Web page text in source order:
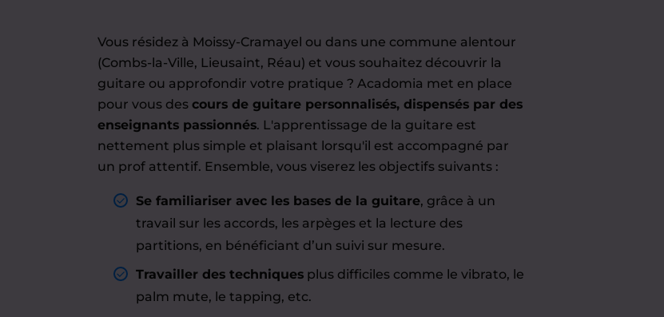
Vous résidez à Moissy-Cramayel ou dans une commune alentour
(Combs-la-Ville, Lieusaint, Réau) et vous souhaitez découvrir la
guitare ou approfondir votre pratique ? Acadomia met en place
pour vous des cours de guitare personnalisés, dispensés par des
enseignants passionnés. L'apprentissage de la guitare est
nettement plus simple et plaisant lorsqu'il est accompagné par
un prof attentif. Ensemble, vous viserez les objectifs suivants :
Se familiariser avec les bases de la guitare, grâce à un
travail sur les accords, les arpèges et la lecture des
partitions, en bénéficiant d’un suivi sur mesure.
Travailler des techniques plus difficiles comme le vibrato, le
palm mute, le tapping, etc.